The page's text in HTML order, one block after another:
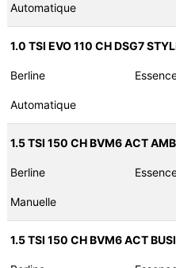
Automatique
1.0 TSI EVO 110 CH DSG7
Berline
Automatique
1.5 TSI 150 CH BVM6 ACT
Berline
Manuelle
1.5 TSI 150 CH BVM6 ACT